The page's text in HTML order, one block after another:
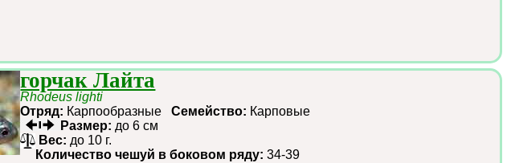
горчак Лайта
Rhodeus lighti
Отряд: КарпообразныеСемейство: Карповые
Размер: до 6 см
Вес: до 10 г.
Количество чешуй в боковом ряду:34-39